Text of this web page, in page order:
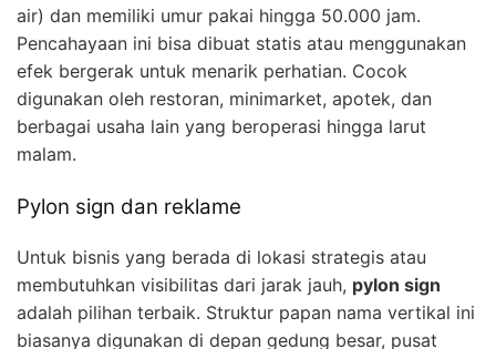
air) dan memiliki umur pakai hingga 50.000 jam.
Pencahayaan ini bisa dibuat statis atau menggunakan
efek bergerak untuk menarik perhatian. Cocok
digunakan oleh restoran, minimarket, apotek, dan
berbagai usaha lain yang beroperasi hingga larut
malam.
Pylon sign dan reklame
Untuk bisnis yang berada di lokasi strategis atau
membutuhkan visibilitas dari jarak jauh, pylon sign
adalah pilihan terbaik. Struktur papan nama vertikal ini
biasanya digunakan di depan gedung besar, pusat